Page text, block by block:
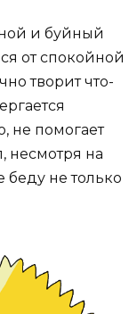
и буйный
от спокойной
творит что-
не помогает
несмотря на
беду не только